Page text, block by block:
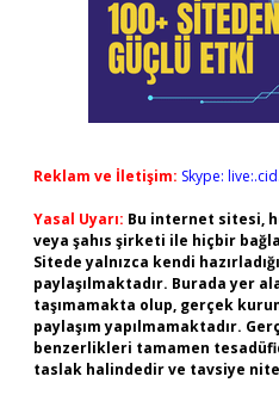
Reklam ve İletişim: Skype:
Yasal Uyarı: Bu internet sitesi,
veya şahıs şirketi ile hiçbir
Sitede yalnızca kendi
paylaşılmaktadır. Burada yer
taşımamakta olup, gerçek
paylaşım yapılmamaktadır.
benzerlikleri tamamen
taslak halindedir ve tavsiye